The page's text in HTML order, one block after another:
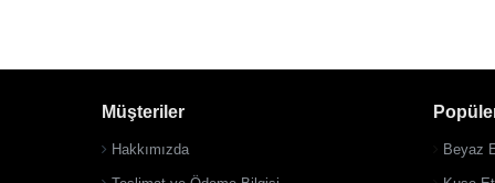
900 TL Üzeri Kargo
Ücretsiz
900 TL Üzeri Kargo
Müşteriler
Hakkımızda Beyaz